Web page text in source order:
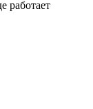
работает